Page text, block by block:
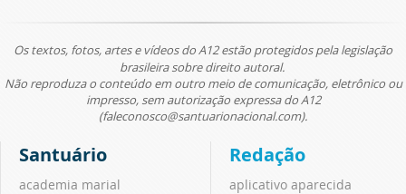
Os textos, fotos, artes e vídeos do A12 estão protegidos pela legislação
brasileira sobre direito autoral.
Não reproduza o conteúdo em outro meio de comunicação, eletrônico ou
impresso, sem autorização expressa do A12
(faleconosco@santuarionacional.com).
Santuário
academia marial
Redação
aplicativo aparecida